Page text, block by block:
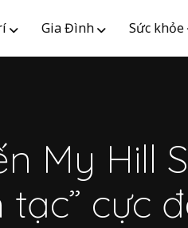
Gia Đình Sức khỏe
My Hill
tạc” cực